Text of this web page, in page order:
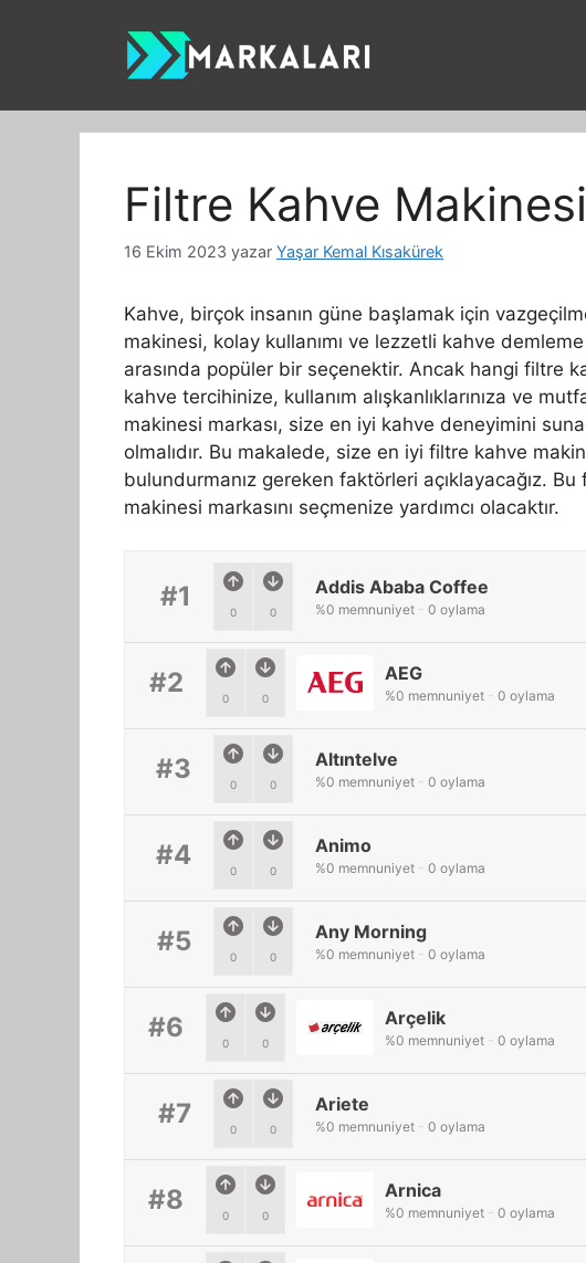
Filtre Kahve
16 Ekim 2023 yazar Yaşar Kemal Kısakürek
Kahve, birçok insanın güne başlamak için
makinesi, kolay kullanımı ve lezzetli kahve
arasında popüler bir seçenektir. Ancak hangi filtre
kahve tercihinize, kullanım alışkanlıklarınıza ve
makinesi markası, size en iyi kahve deneyimini
olmalıdır. Bu makalede, size en iyi filtre kahve
bulundurmanız gereken faktörleri açıklayacağız.
makinesi markasını seçmenize yardımcı olacaktır.
#1 0 0
Addis Ababa Coffee
%0 memnuniyet - 0 oylama
#2 0 0
AEG
%0 memnuniyet - 0 oylama
#3 0 0
Altıntelve
%0 memnuniyet - 0 oylama
#4 0 0
Animo
%0 memnuniyet - 0 oylama
#5 0 0
Any Morning
%0 memnuniyet - 0 oylama
#6 0 0
Arçelik
%0 memnuniyet - 0 oylama
#7 0 0
Ariete
%0 memnuniyet - 0 oylama
#8 0 0
Arnica
%0 memnuniyet - 0 oylama